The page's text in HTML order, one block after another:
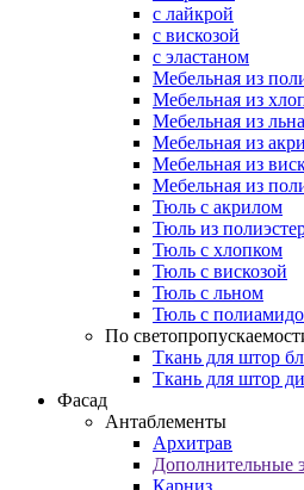
с лайкрой
с вискозой
с эластаном
Мебельная из
Мебельная из
Мебельная из льна
Мебельная из
Мебельная из
Мебельная из
Тюль с акрилом
Тюль из
Тюль с хлопком
Тюль с вискозой
Тюль с льном
Тюль с
По
Ткань для штор
Ткань для штор
Фасад
Антаблементы
Архитрав
Дополнительные
Карниз